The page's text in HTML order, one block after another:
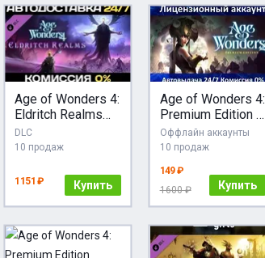
Age of Wonders 4:
Eldritch Realms
DLC STEAM АВТО
DLC
10 продаж
1151 ₽ Купить
Age of Wonders 4:
Premium Edition +
Preorder Bonus
Steam + 25 Игр
Оффлайн аккаунты
10 продаж
149 ₽
1600 ₽
Купить